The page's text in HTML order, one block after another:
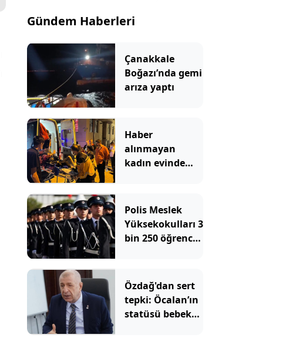
Gündem Haberleri
Çanakkale
Boğazı’nda gemi
arıza yaptı
Haber
alınmayan
kadın evinde
bulundu
Polis Meslek
Yüksekokulları 3
bin 250 öğrenci
Özdağ'dan sert
tepki: Öcalan’ın
statüsü bebek